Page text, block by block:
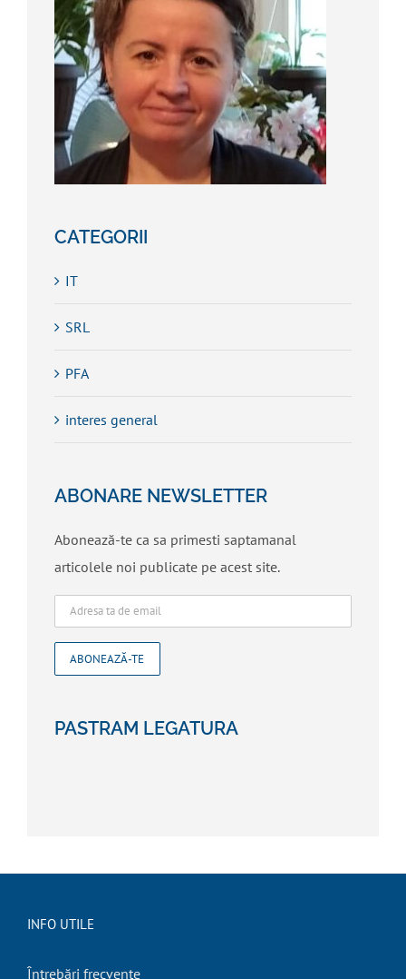
CATEGORII
IT
SRL
PFA
interes general
ABONARE NEWSLETTER
Abonează-te ca sa primesti saptamanal
articolele noi publicate pe acest site.
PASTRAM LEGATURA
INFO UTILE
Întrebări frecvente